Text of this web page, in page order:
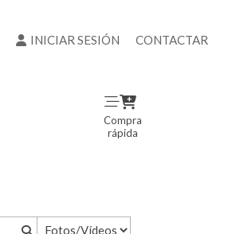
INICIAR SESIÓN CONTACTAR
Compra
rápida